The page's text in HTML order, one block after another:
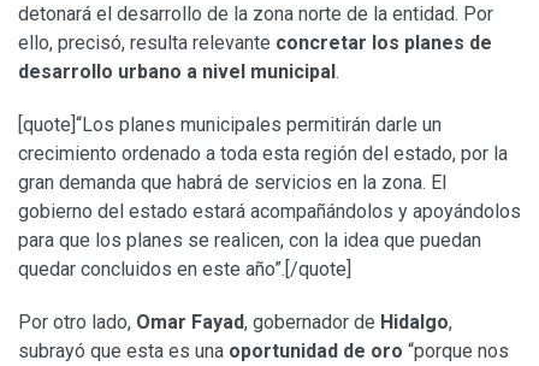
detonará el desarrollo de la zona norte de la entidad. Por
ello, precisó, resulta relevante concretar los planes de
desarrollo urbano a nivel municipal.
[quote]“Los planes municipales permitirán darle un
crecimiento ordenado a toda esta región del estado, por la
gran demanda que habrá de servicios en la zona. El
gobierno del estado estará acompañándolos y apoyándolos
para que los planes se realicen, con la idea que puedan
quedar concluidos en este año”.[/quote]
Por otro lado, Omar Fayad, gobernador de Hidalgo,
subrayó que esta es una oportunidad de oro “porque nos